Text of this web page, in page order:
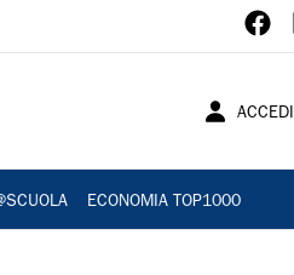
ACCEDI
ECONOMIA TOP1000